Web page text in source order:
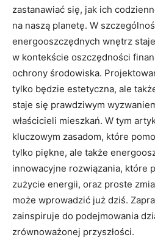
zastanawiać się, jak ich
na naszą planetę. W
energooszczędnych⁢ wnętrz
w kontekście‍ oszczędności
ochrony‌ środowiska.
tylko będzie estetyczna, ale
staje się ‌prawdziwym
właścicieli ⁣mieszkań. W tym
kluczowym ⁤zasadom, które
‌tylko piękne, ale ‍także⁣
innowacyjne rozwiązania, które
zużycie energii, oraz proste
może wprowadzić​ już dziś.
zainspiruje do podejmowania
zrównoważonej przyszłości.